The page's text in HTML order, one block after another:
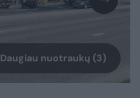
Daugiau nuotraukų (3)